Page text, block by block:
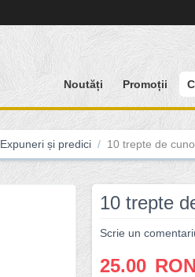
Noutăți Promoții
Expuneri și predici / 10 trepte de
10 trepte
Scrie un
25.00 RON